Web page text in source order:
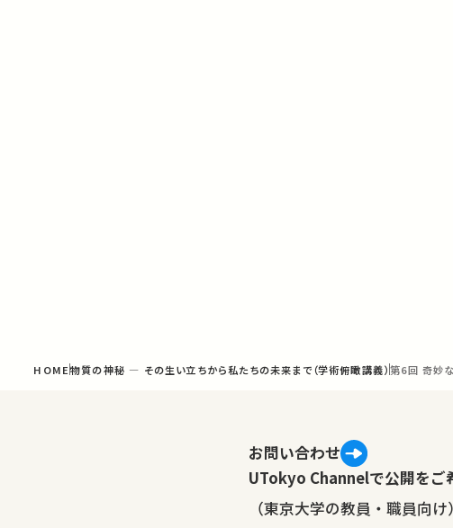
HOME物質の神秘 ― その生い立ちから私たちの未来まで（学術俯瞰講義） 第6回 奇妙
お問い合わせ
UTokyo Channelで公開をご
（東京大学の教員・職員向け）